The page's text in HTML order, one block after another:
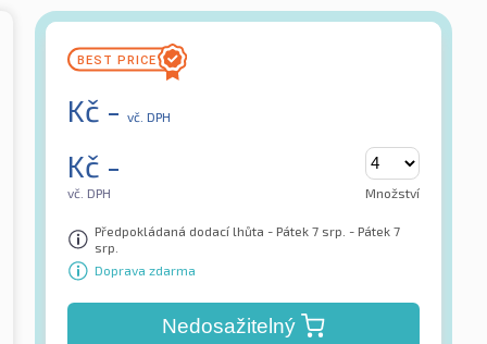
Kč - vč. DPH
Kč -
vč. DPH Množství
Předpokládaná dodací lhůta - Pátek 7 srp. - Pátek 7
srp.
Doprava zdarma
Nedosažitelný